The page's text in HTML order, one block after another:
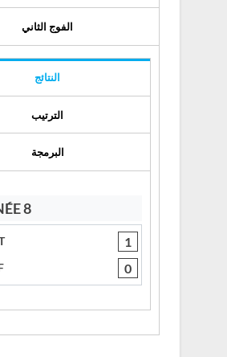
الفوج الثاني
النتائج
الترتيب
البرمجة
8
1
0